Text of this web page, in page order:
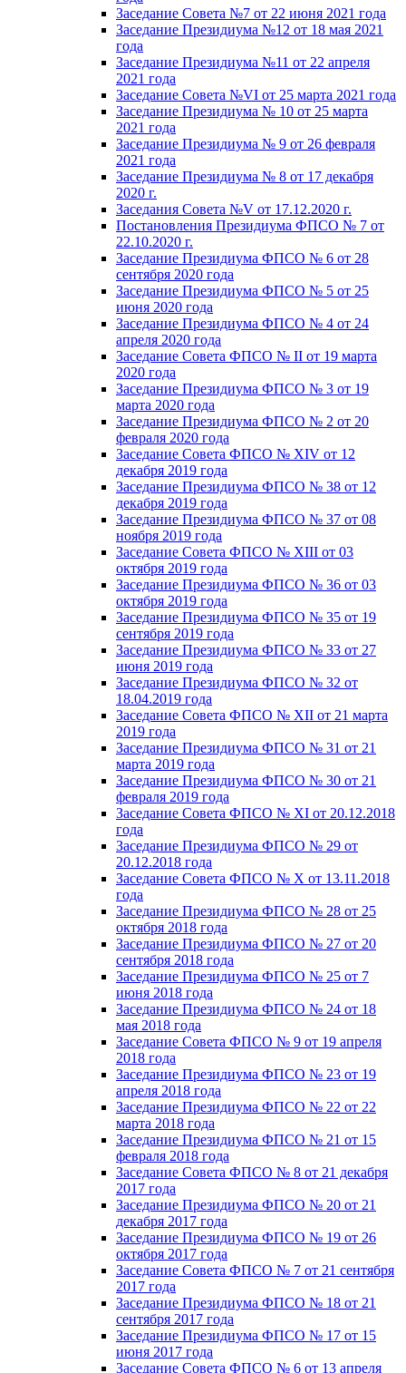
Заседание Совета №7 от 22 июня 2021 года
Заседание Президиума №12 от 18 мая 2021
года
Заседание Президиума №11 от 22 апреля
2021 года
Заседание Совета №VI от 25 марта 2021 года
Заседание Президиума № 10 от 25 марта
2021 года
Заседание Президиума № 9 от 26 февраля
2021 года
Заседание Президиума № 8 от 17 декабря
2020 г.
Заседания Совета №V от 17.12.2020 г.
Постановления Президиума ФПСО № 7 от
22.10.2020 г.
Заседание Президиума ФПСО № 6 от 28
сентября 2020 года
Заседание Президиума ФПСО № 5 от 25
июня 2020 года
Заседание Президиума ФПСО № 4 от 24
апреля 2020 года
Заседание Совета ФПСО № II от 19 марта
2020 года
Заседание Президиума ФПСО № 3 от 19
марта 2020 года
Заседание Президиума ФПСО № 2 от 20
февраля 2020 года
Заседание Совета ФПСО № XIV от 12
декабря 2019 года
Заседание Президиума ФПСО № 38 от 12
декабря 2019 года
Заседание Президиума ФПСО № 37 от 08
ноября 2019 года
Заседание Совета ФПСО № XIII от 03
октября 2019 года
Заседание Президиума ФПСО № 36 от 03
октября 2019 года
Заседание Президиума ФПСО № 35 от 19
сентября 2019 года
Заседание Президиума ФПСО № 33 от 27
июня 2019 года
Заседание Президиума ФПСО № 32 от
18.04.2019 года
Заседание Совета ФПСО № XII от 21 марта
2019 года
Заседание Президиума ФПСО № 31 от 21
марта 2019 года
Заседание Президиума ФПСО № 30 от 21
февраля 2019 года
Заседание Совета ФПСО № XI от 20.12.2018
года
Заседание Президиума ФПСО № 29 от
20.12.2018 года
Заседание Совета ФПСО № X от 13.11.2018
года
Заседание Президиума ФПСО № 28 от 25
октября 2018 года
Заседание Президиума ФПСО № 27 от 20
сентября 2018 года
Заседание Президиума ФПСО № 25 от 7
июня 2018 года
Заседание Президиума ФПСО № 24 от 18
мая 2018 года
Заседание Совета ФПСО № 9 от 19 апреля
2018 года
Заседание Президиума ФПСО № 23 от 19
апреля 2018 года
Заседание Президиума ФПСО № 22 от 22
марта 2018 года
Заседание Президиума ФПСО № 21 от 15
февраля 2018 года
Заседание Совета ФПСО № 8 от 21 декабря
2017 года
Заседание Президиума ФПСО № 20 от 21
декабря 2017 года
Заседание Президиума ФПСО № 19 от 26
октября 2017 года
Заседание Совета ФПСО № 7 от 21 сентября
2017 года
Заседание Президиума ФПСО № 18 от 21
сентября 2017 года
Заседание Президиума ФПСО № 17 от 15
июня 2017 года
Заседание Совета ФПСО № 6 от 13 апреля